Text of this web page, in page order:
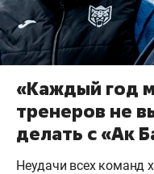
«Каждый год
тренеров не
делать с «Ак
Неудачи всех команд